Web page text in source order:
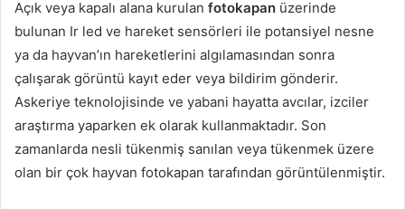
Açık veya kapalı alana kurulan fotokapan üzerinde
bulunan Ir led ve hareket sensörleri ile potansiyel nesne
ya da hayvan’ın hareketlerini algılamasından sonra
çalışarak görüntü kayıt eder veya bildirim gönderir.
Askeriye teknolojisinde ve yabani hayatta avcılar, izciler
araştırma yaparken ek olarak kullanmaktadır. Son
zamanlarda nesli tükenmiş sanılan veya tükenmek üzere
olan bir çok hayvan fotokapan tarafından görüntülenmiştir.